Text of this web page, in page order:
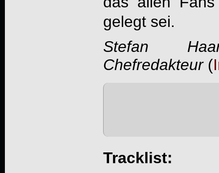
gelegt sei.
Stefan
Chefredakteur(
Tracklist: